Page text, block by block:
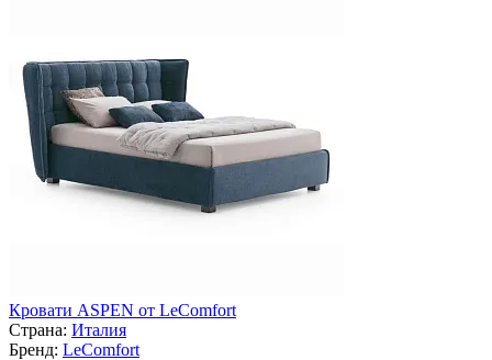
Кровати ASPEN от LeComfort
Страна: Италия
Бренд: LeComfort